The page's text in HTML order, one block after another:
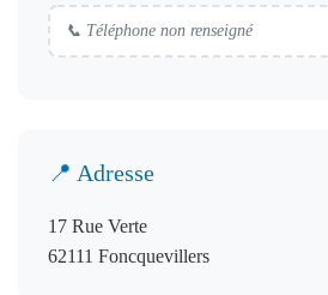
📞 Téléphone non renseigné
📍 Adresse
17 Rue Verte
62111 Foncquevillers